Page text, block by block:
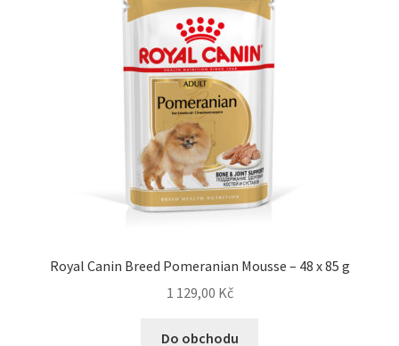
Royal Canin Breed Pomeranian Mousse – 48 x 85 g
1 129,00 Kč
Do obchodu